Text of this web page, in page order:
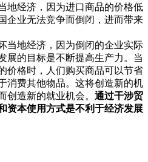
地经济，因为进口商品的价格低
企业无法竞争而倒闭，进而带来
当地经济，因为倒闭的企业实际
展的目标是不断提高生产力。当
价格时，人们购买商品可以节省
消费其他物品。这将创造新的机
创造新的就业机会。 通过干涉贸
资本使用方式是不利于经济发展